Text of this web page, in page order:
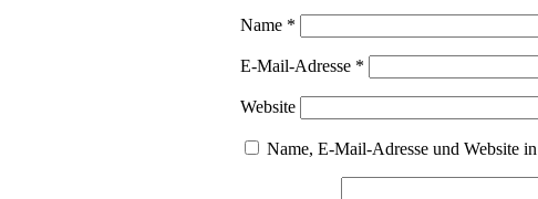
Name *
E-Mail-Adresse *
Website
Name, E-Mail-Adresse und Website